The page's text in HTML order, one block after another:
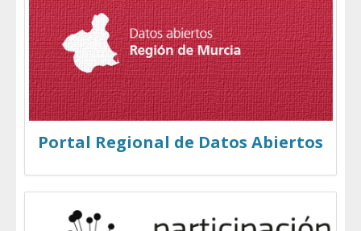
Portal Regional de Datos Abiertos